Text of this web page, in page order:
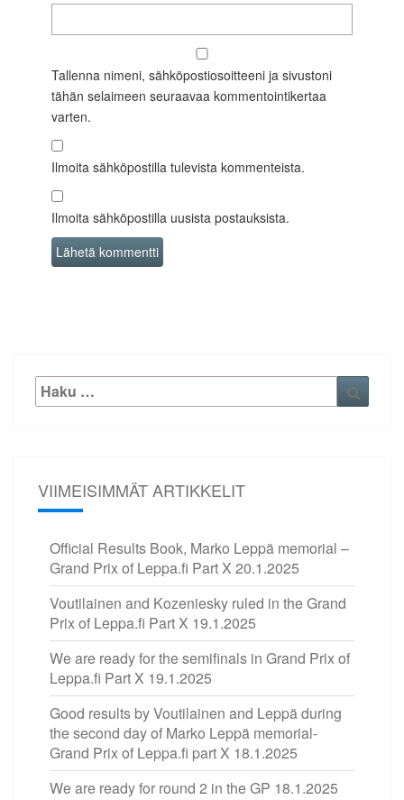
Tallenna nimeni, sähköpostiosoitteeni ja sivustoni
tähän selaimeen seuraavaa kommentointikertaa
varten.
Ilmoita sähköpostilla tulevista kommenteista.
Ilmoita sähköpostilla uusista postauksista.
Etsi:
VIIMEISIMMÄT ARTIKKELIT
Official Results Book, Marko Leppä memorial –
Grand Prix of Leppa.fi Part X 20.1.2025
Voutilainen and Kozeniesky ruled in the Grand
Prix of Leppa.fi Part X 19.1.2025
We are ready for the semifinals in Grand Prix of
Leppa.fi Part X 19.1.2025
Good results by Voutilainen and Leppä during
the second day of Marko Leppä memorial-
Grand Prix of Leppa.fi part X 18.1.2025
We are ready for round 2 in the GP 18.1.2025